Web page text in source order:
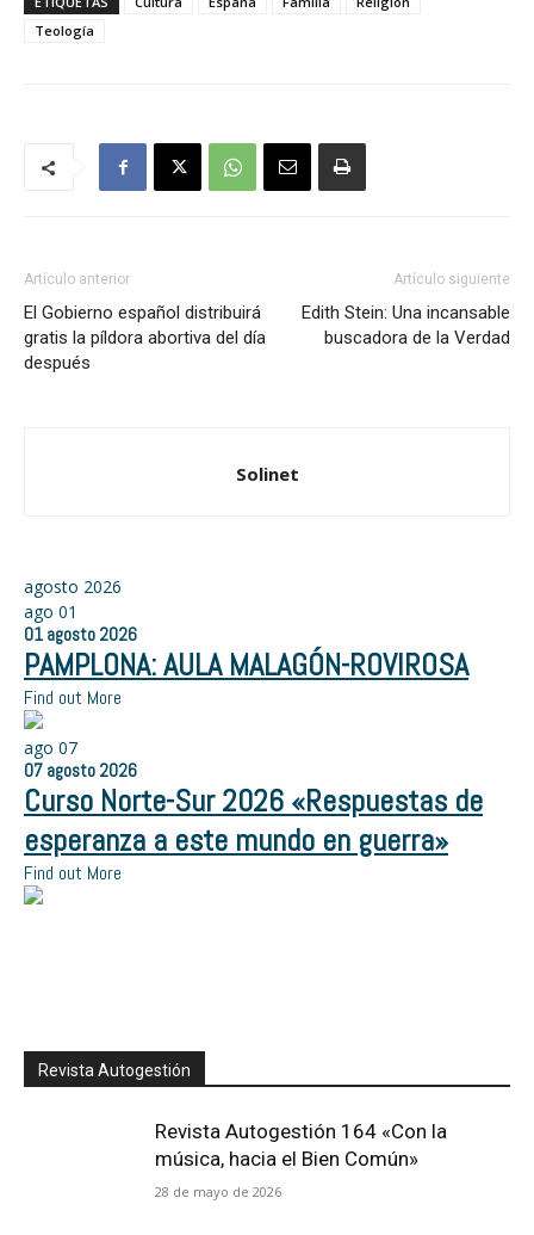
Teología
Artículo anterior
El Gobierno español distribuirá
gratis la píldora abortiva del día
después
Artículo siguiente
Edith Stein: Una incansable
buscadora de la Verdad
Solinet
agosto 2026
ago 01
01 agosto 2026
PAMPLONA: AULA MALAGÓN-ROVIROSA
Find out More
ago 07
07 agosto 2026
Curso Norte-Sur 2026 «Respuestas de
esperanza a este mundo en guerra»
Find out More
Revista Autogestión
Revista Autogestión 164 «Con la
música, hacia el Bien Común»
28 de mayo de 2026